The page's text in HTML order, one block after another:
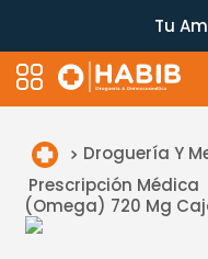
Tu
Droguería Y
Prescripción Médica
(Omega) 720 Mg